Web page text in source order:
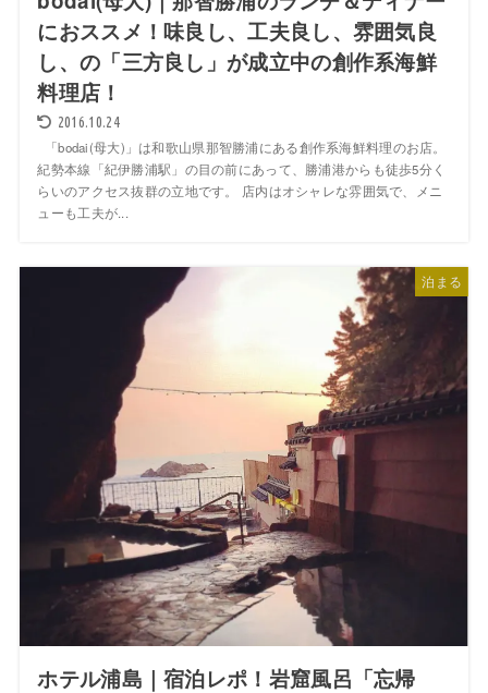
におススメ！味良し、工夫良し、雰囲気良
し、の「三方良し」が成立中の創作系海鮮
料理店！
2016.10.24
「bodai(母大)」は和歌山県那智勝浦にある創作系海鮮料理のお店。
紀勢本線「紀伊勝浦駅」の目の前にあって、勝浦港からも徒歩5分く
らいのアクセス抜群の立地です。 店内はオシャレな雰囲気で、メニ
ューも工夫が...
泊まる
ホテル浦島｜宿泊レポ！岩窟風呂「忘帰